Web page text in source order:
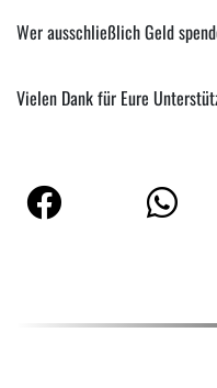
Wer ausschließlich Geld
Vielen Dank für Eure